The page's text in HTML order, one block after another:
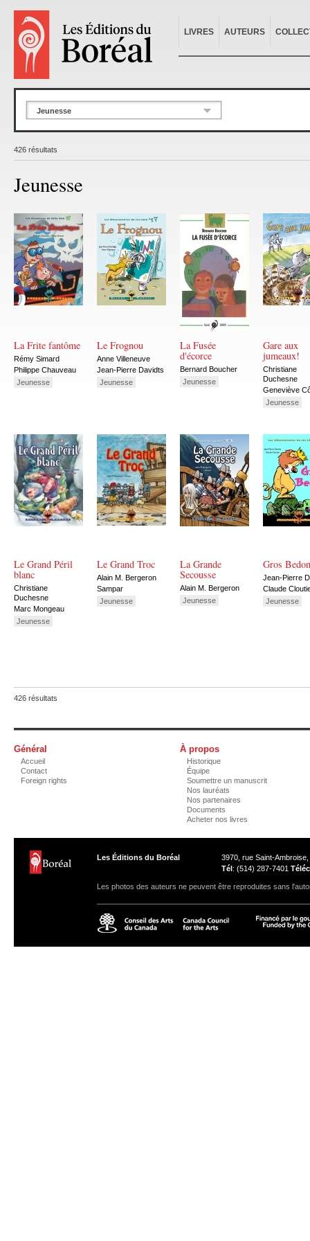
LIVRES AUTEURS
Jeunesse
426 résultats
Jeunesse
La Frite fantôme
Rémy Simard
Philippe Chauveau
Jeunesse
Le Frognou
Anne Villeneuve
Jean-Pierre Davidts
Jeunesse
La Fusée
d'écorce
Bernard Boucher
Jeunesse
Gare aux
jumeaux!
Christiane
Duchesne
Geneviève
Jeunesse
Le Grand Péril
blanc
Christiane
Duchesne
Marc Mongeau
Jeunesse
Le Grand Troc
Alain M. Bergeron
Sampar
Jeunesse
La Grande
Secousse
Alain M. Bergeron
Jeunesse
Gros Bedon
Jean-Pierre
Claude
Jeunesse
426 résultats
Général
Accueil
Contact
Foreign rights
À propos
Historique
Équipe
Soumettre un manuscrit
Nos lauréats
Nos partenaires
Documents
Acheter nos livres
Les Éditions du Boréal
3970, rue Saint-
Tél: (514) 287-7401 Téléc
Les photos des auteurs ne peuvent être reproduites sans